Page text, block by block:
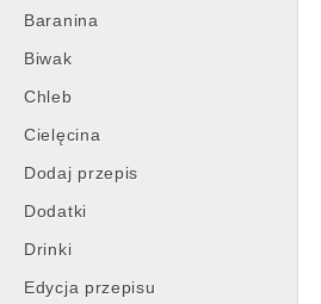
Main
menu
Skip
content
Baranina
Biwak
Chleb
Cielęcina
Dodaj przepis
Dodatki
Drinki
Edycja przepisu